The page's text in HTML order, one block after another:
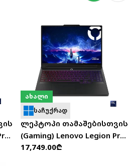
ახალი
საჩუქრად
ლეპტოპი თამაშებისთვის
(Gaming) Lenovo Legion Pro
7 16" OLED WQXGA (Ultra 9
ჩვეულებრივი
17,749.00₾